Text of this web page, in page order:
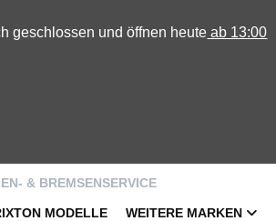
geschlossen und öffnen heute ab 13:00
MODELLE WEITERE MARKEN
& BREMSENSERVICE